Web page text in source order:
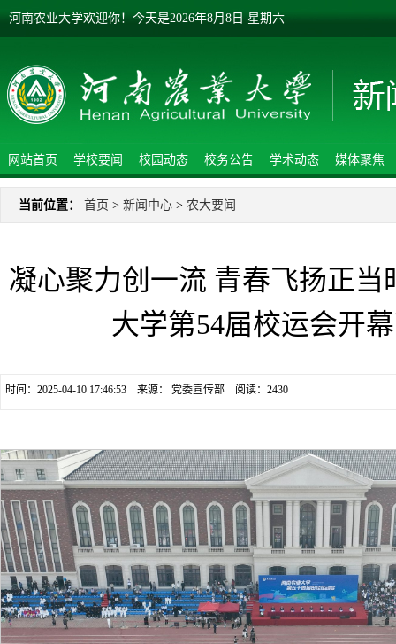
河南农业大学欢迎你！ 今天是2026年8月8日 星期六
网站首页 学校要闻 校园动态 校务公告 学术动态 媒体聚焦
当前位置： 首页 > 新闻中心 > 农大要闻
凝心聚力创一流 青春飞扬正当
大学第54届校运会开
时间：2025-04-10 17:46:53 来源： 党委宣传部 阅读： 2430